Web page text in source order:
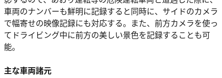
車両のナンバーも鮮明に記録すると同時に、サイドのカメラ
で幅寄せの映像記録にも対応する。また、前方カメラを使っ
てドライビング中に前方の美しい景色を記録することも可
能。
主な車両諸元